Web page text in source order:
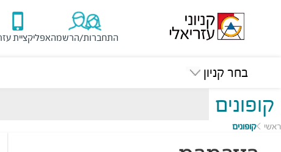
התחברות/הרשמהאפליקציית
בחר קניון
קופונים
ראשי קופונים